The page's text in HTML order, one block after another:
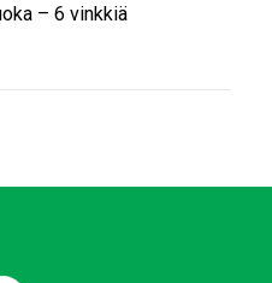
– 6 vinkkiä